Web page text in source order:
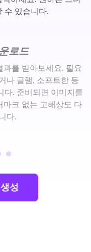
수 있습니다.
로드
를 받아보세요. 필요
나 글램, 소프트한 등
다. 준비되면 이미지를
마크 없는 고해상도 다
다.
성